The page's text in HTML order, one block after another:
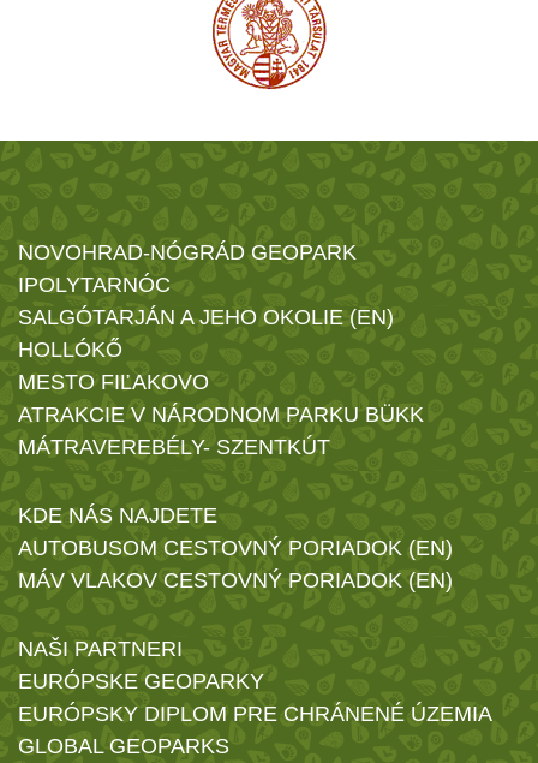
NOVOHRAD-NÓGRÁD GEOPARK
IPOLYTARNÓC
SALGÓTARJÁN A JEHO OKOLIE (EN)
HOLLÓKŐ
MESTO FIĽAKOVO
ATRAKCIE V NÁRODNOM PARKU BÜKK
MÁTRAVEREBÉLY- SZENTKÚT
KDE NÁS NAJDETE
AUTOBUSOM CESTOVNÝ PORIADOK (EN)
MÁV VLAKOV CESTOVNÝ PORIADOK (EN)
NAŠI PARTNERI
EURÓPSKE GEOPARKY
EURÓPSKY DIPLOM PRE CHRÁNENÉ ÚZEMIA
GLOBAL GEOPARKS